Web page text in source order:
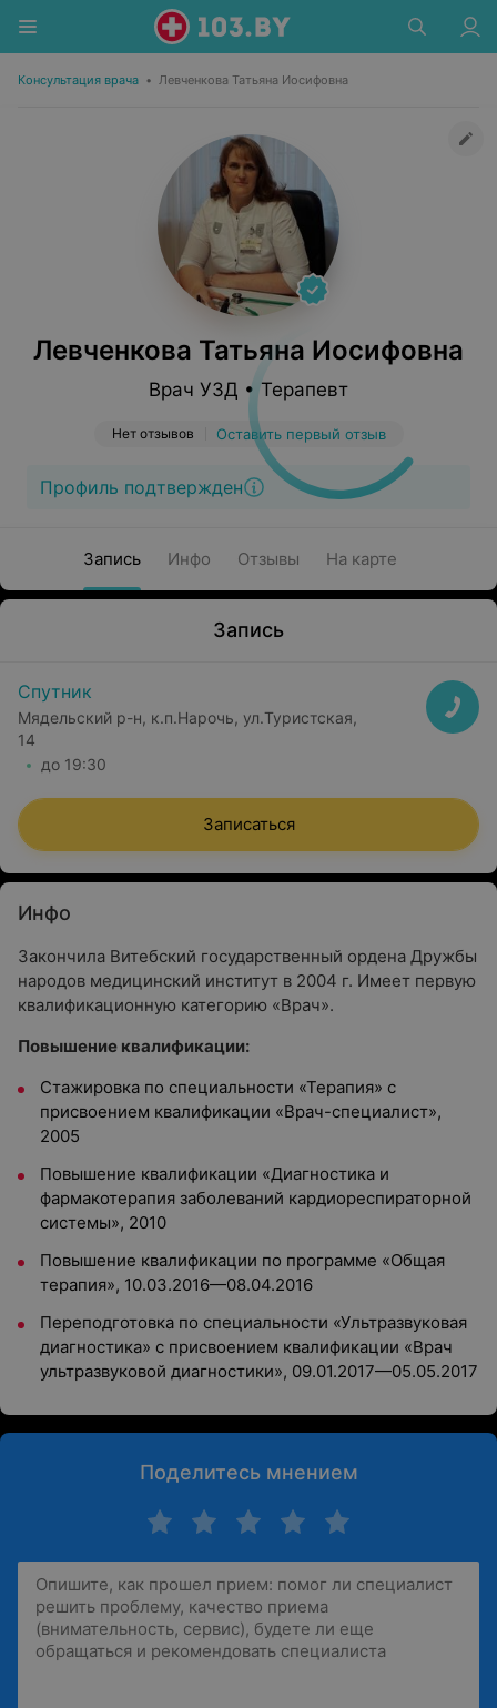
Консультация врача • Левченкова Татьяна Иосифовна
Левченкова Татьяна Иосифовна
Врач УЗД • Терапевт
Нет отзывов Оставить первый отзыв
Профиль подтвержден
Запись Инфо Отзывы На карте
Запись
Спутник
Мядельский р-н, к.п.Нарочь, ул.Туристская,
14
до 19:30
Записаться
Инфо
Закончила Витебский государственный ордена Дружбы
народов медицинский институт в 2004 г. Имеет первую
квалификационную категорию «Врач».
Повышение квалификации:
Стажировка по специальности «Терапия» с
присвоением квалификации «Врач-специалист»,
2005
Повышение квалификации «Диагностика и
фармакотерапия заболеваний кардиореспираторной
системы», 2010
Повышение квалификации по программе «Общая
терапия», 10.03.2016—08.04.2016
Переподготовка по специальности «Ультразвуковая
диагностика» с присвоением квалификации «Врач
ультразвуковой диагностики», 09.01.2017—05.05.2017
Поделитесь мнением